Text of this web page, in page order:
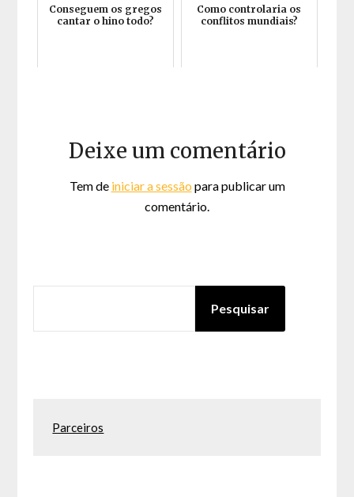
Conseguem os gregos
cantar o hino todo?
Como controlaria os
conflitos mundiais?
Deixe um comentário
Tem de iniciar a sessão para publicar um
comentário.
Pesquisar
Parceiros